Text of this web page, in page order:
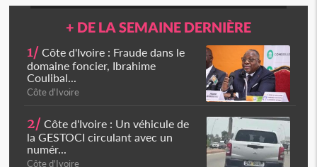
+ DE LA SEMAINE DERNIÈRE
1/ Côte d'Ivoire : Fraude dans le
domaine foncier, Ibrahime
Coulibal...
Côte d'Ivoire
2/ Côte d'Ivoire : Un véhicule de
la GESTOCI circulant avec un
numér...
Côte d'Ivoire